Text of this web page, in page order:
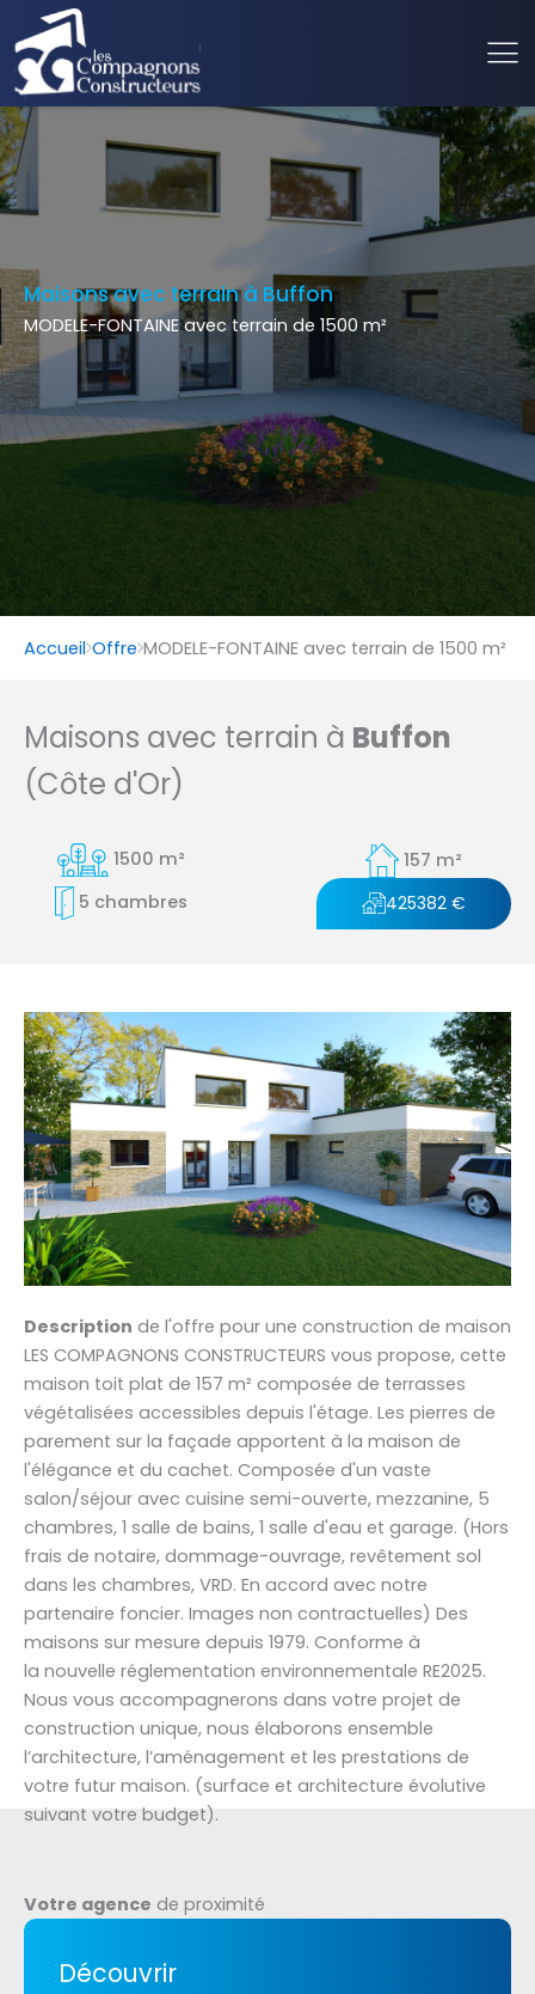
Maisons avec terrain à Buffon
MODELE-FONTAINE avec terrain de 1500 m²
Accueil Offre MODELE-FONTAINE avec terrain de 1500 m²
Maisons avec terrain à Buffon
(Côte d'Or)
1500 m²
157 m²
5 chambres
425382 €
Description de l'offre pour une construction de maison
LES COMPAGNONS CONSTRUCTEURS vous propose, cette
maison toit plat de 157 m² composée de terrasses
végétalisées accessibles depuis l'étage. Les pierres de
parement sur la façade apportent à la maison de
l'élégance et du cachet. Composée d'un vaste
salon/séjour avec cuisine semi-ouverte, mezzanine, 5
chambres, 1 salle de bains, 1 salle d'eau et garage. (Hors
frais de notaire, dommage-ouvrage, revêtement sol
dans les chambres, VRD. En accord avec notre
partenaire foncier. Images non contractuelles) Des
maisons sur mesure depuis 1979. Conforme à
la nouvelle réglementation environnementale RE2025.
Nous vous accompagnerons dans votre projet de
construction unique, nous élaborons ensemble
l’architecture, l’aménagement et les prestations de
votre futur maison. (surface et architecture évolutive
suivant votre budget).
Votre agence de proximité
Découvrir